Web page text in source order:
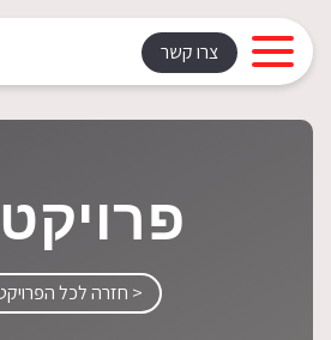
צרו קשר
< חזרה לכל